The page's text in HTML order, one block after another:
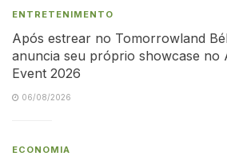
ENTRETENIMENTO
Após estrear no Tomorrowland
anuncia seu próprio showcase no
Event 2026
06/08/2026
ECONOMIA